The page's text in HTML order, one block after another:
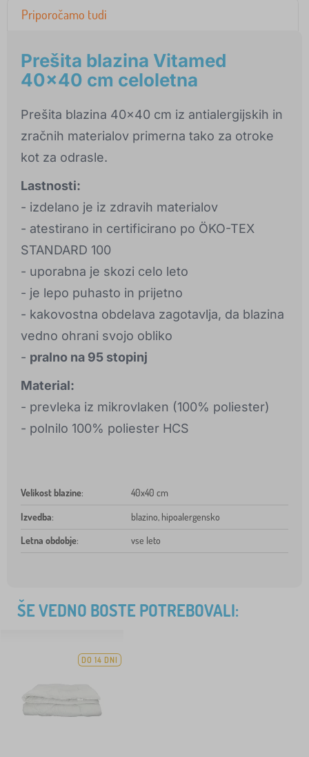
Priporočamo tudi
Prešita blazina Vitamed
40x40 cm celoletna
Prešita blazina 40x40 cm iz antialergijskih in
zračnih materialov primerna tako za otroke
kot za odrasle.
Lastnosti:
- izdelano je iz zdravih materialov
- atestirano in certificirano po ÖKO-TEX
STANDARD 100
- uporabna je skozi celo leto
- je lepo puhasto in prijetno
- kakovostna obdelava zagotavlja, da blazina
vedno ohrani svojo obliko
- pralno na 95 stopinj
Material:
- prevleka iz mikrovlaken (100% poliester)
- polnilo 100% poliester HCS
Velikost blazine: 40x40 cm
Izvedba:
blazino, hipoalergensko
Letna obdobje: vse leto
ŠE VEDNO BOSTE POTREBOVALI:
DO 14 DNI